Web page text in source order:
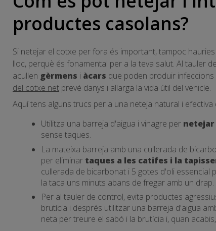
productes casolans?
Si netejar el cotxe per fora és important, tampoc
lloc, perquè és fonamental per a la teva salut. Al tauler
acullen gèrmens i àcars que poden produir
del cotxe net prevé danys i allarga la vida útil del vehicle.
Aquí tens alguns trucs per a una neteja natural i efectiva
Utilitza una barreja d'aigua i vinagre per netejar
sense taques.
La mateixa barreja amb una cullerada de
per eliminar taques a les catifes i la
cullerada de bicarbonat i 5 gotes d'oli essencial
la taca uns minuts abans de fregar amb un
Per al tauler de control, evita productes
brutícia i després utilitzar una barreja d'aigua
neta per treure el sabó i la brutícia i, quan